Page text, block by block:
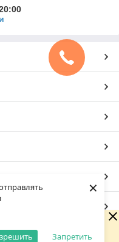
Запретить
×
Замовлення та
з 08:00 найближчого